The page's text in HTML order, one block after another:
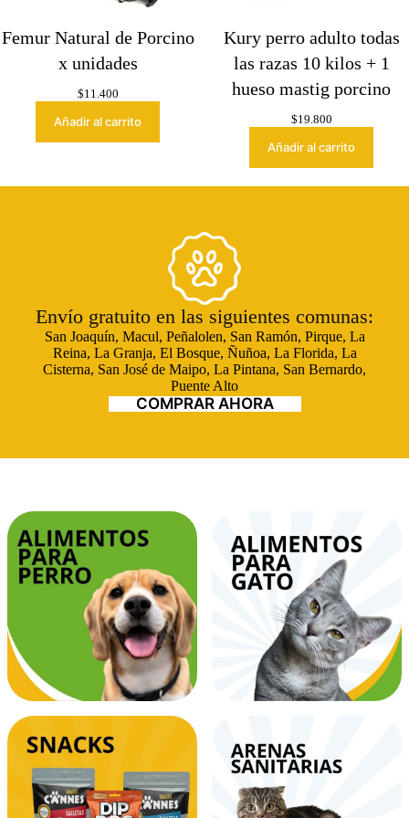
Femur Natural de Porcino
x unidades
$11.400
Añadir al carrito
Kury perro adulto todas
las razas 10 kilos + 1
hueso mastig porcino
$19.800
Añadir al carrito
Envío gratuito en las siguientes comunas:
San Joaquín, Macul, Peñalolen, San Ramón, Pirque, La
Reina, La Granja, El Bosque, Ñuñoa, La Florida, La
Cisterna, San José de Maipo, La Pintana, San Bernardo,
Puente Alto
COMPRAR AHORA